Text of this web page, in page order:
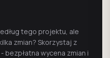
tego projektu, ale
zmian? Skorzystaj z
- bezpłatna wycena zmian i